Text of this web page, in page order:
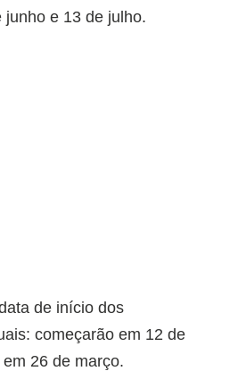
e 13 de julho.
de início dos
começarão em 12 de
26 de março.